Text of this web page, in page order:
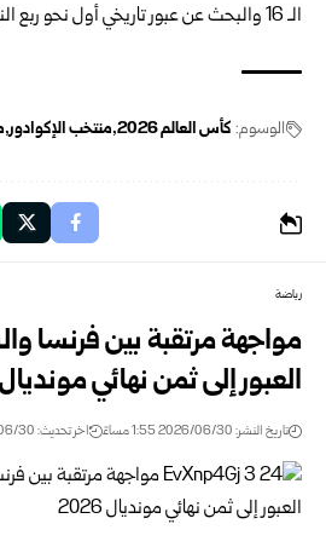
الـ 16 والبحث عن عبور تاريخي أول ‏نحو ربع النهائي‎.‎
الوسوم: كأس العالم ‌‏2026‏ منتخب الإكوادور
رياضة
مواجهة مرتقبة بين فرنسا
العبور إلى ثمن نهائي مونديال 2026
تاريخ النشر: 2026/06/30 1:55 مساءً اخر تحديث: 2026/06/30 1:55 مساءً